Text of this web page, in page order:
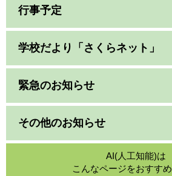
行事予定
学校だより「さくらネット」
緊急のお知らせ
その他のお知らせ
AI(人工知能)は
こんなページをおすす